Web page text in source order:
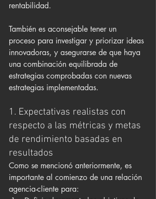
rentabilidad.
También es aconsejable tener un
proceso para investigar y priorizar ideas
innovadoras, y asegurarse de que haya
una combinación equilibrada de
estrategias comprobadas con nuevas
estrategias implementadas.
1. Expectativas realistas con
respecto a las métricas y metas
de rendimiento basadas en
resultados
Como se mencionó anteriormente, es
importante al comienzo de una relación
agencia-cliente para: